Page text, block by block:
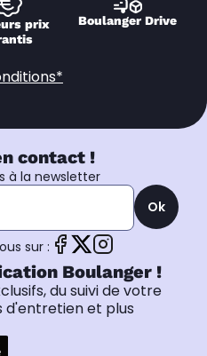
prix
Boulanger Drive
contact !
à la newsletter
Ok
sur :
Boulanger !
du suivi de votre
d'entretien et plus